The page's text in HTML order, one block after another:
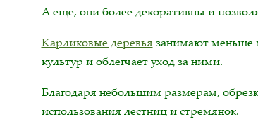
А еще, они более декоративны и
Карликовые деревья занимают меньше
культур и облегчает уход за ними.
Благодаря небольшим размерам,
использования лестниц и стремянок.